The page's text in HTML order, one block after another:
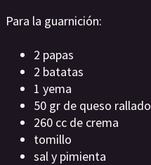
Para la guarnición:
2 papas
2 batatas
1 yema
50 gr de queso rallado
260 cc de crema
tomillo
sal y pimienta